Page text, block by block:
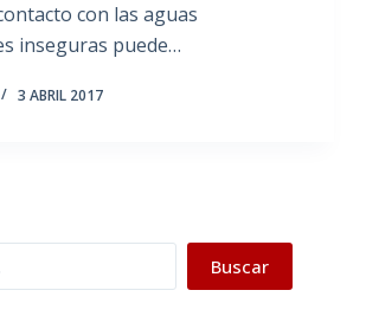
con las aguas
inseguras puede…
3 ABRIL 2017
Buscar